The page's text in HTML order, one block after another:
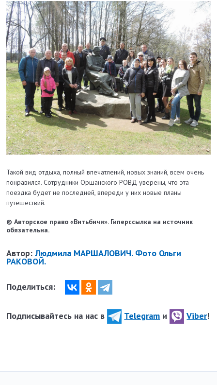
Такой вид отдыха, полный впечатлений, новых знаний, всем очень
понравился. Сотрудники Оршанского РОВД уверены, что эта
поездка будет не по­следней, впереди у них новые планы
путешествий.
© Авторское право «Витьбичи». Гиперссылка на источник
обязательна.
Автор:Людмила МАРШАЛОВИЧ. Фото Ольги
РАКОВОЙ.
Поделиться:
Подписывайтесь на нас в Telegram и Viber!